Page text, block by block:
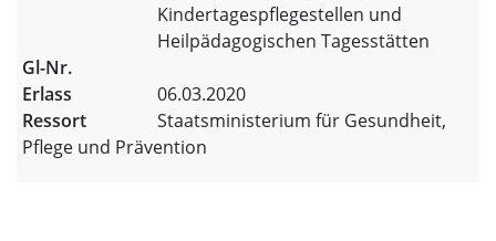
Kindertagespflegestellen und
Heilpädagogischen Tagesstätten
06.03.2020
Staatsministerium für Gesundheit,
Pflege und Prävention